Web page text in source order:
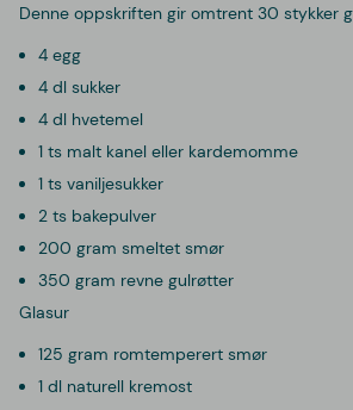
Denne oppskriften gir omtrent 30 stykker
4 egg
4 dl sukker
4 dl hvetemel
1 ts malt kanel eller kardemomme
1 ts vaniljesukker
2 ts bakepulver
200 gram smeltet smør
350 gram revne gulrøtter
Glasur
125 gram romtemperert smør
1 dl naturell kremost